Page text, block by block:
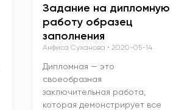
Задание на дипломную
работу образец
заполнения
Анфиса Суханова 2020-05-14
Дипломная — это
своеобразная
заключительная работа,
которая демонстрирует все